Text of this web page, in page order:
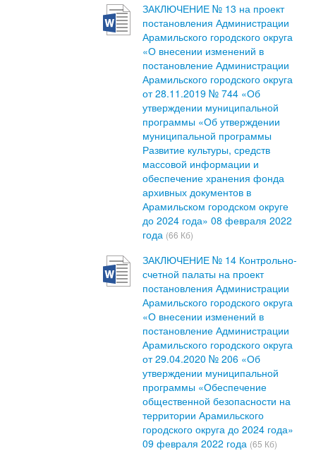
ЗАКЛЮЧЕНИЕ № 13 на проект
постановления Администрации
Арамильского городского округа
«О внесении изменений в
постановление Администрации
Арамильского городского округа
от 28.11.2019 № 744 «Об
утверждении муниципальной
программы «Об утверждении
муниципальной программы
Развитие культуры, средств
массовой информации и
обеспечение хранения фонда
архивных документов в
Арамильском городском округе
до 2024 года» 08 февраля 2022
года (66 Кб)
ЗАКЛЮЧЕНИЕ № 14 Контрольно-
счетной палаты на проект
постановления Администрации
Арамильского городского округа
«О внесении изменений в
постановление Администрации
Арамильского городского округа
от 29.04.2020 № 206 «Об
утверждении муниципальной
программы «Обеспечение
общественной безопасности на
территории Арамильского
городского округа до 2024 года»
09 февраля 2022 года (65 Кб)